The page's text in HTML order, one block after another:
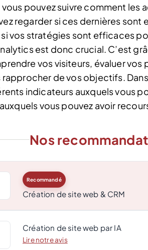
pouvez suivre comment les
regarder si ces dernières sont
vos stratégies sont efficaces
est donc crucial. C’est
vos visiteurs, évaluer
de vos objectifs.
indicateurs auxquels vous
vous pouvez avoir
Nos
Recommandé
Création de site web & CRM
Création de site web par IA
Lire notre avis